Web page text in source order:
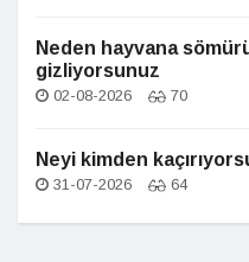
Neden hayvana
gizliyorsunuz
02-08-2026 70
Neyi kimden
31-07-2026 64